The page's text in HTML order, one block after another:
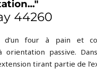
44260
d’un four à pain et
orientation passive.
tirant partie de